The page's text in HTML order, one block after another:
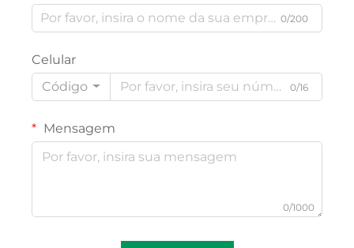
0/200
Celular
Código
0/16
Mensagem
0/1000